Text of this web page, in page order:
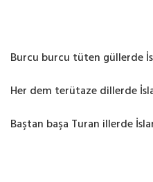
Burcu burcu tüten güllerde
Her dem terütaze dillerde
Baştan başa Turan illerde